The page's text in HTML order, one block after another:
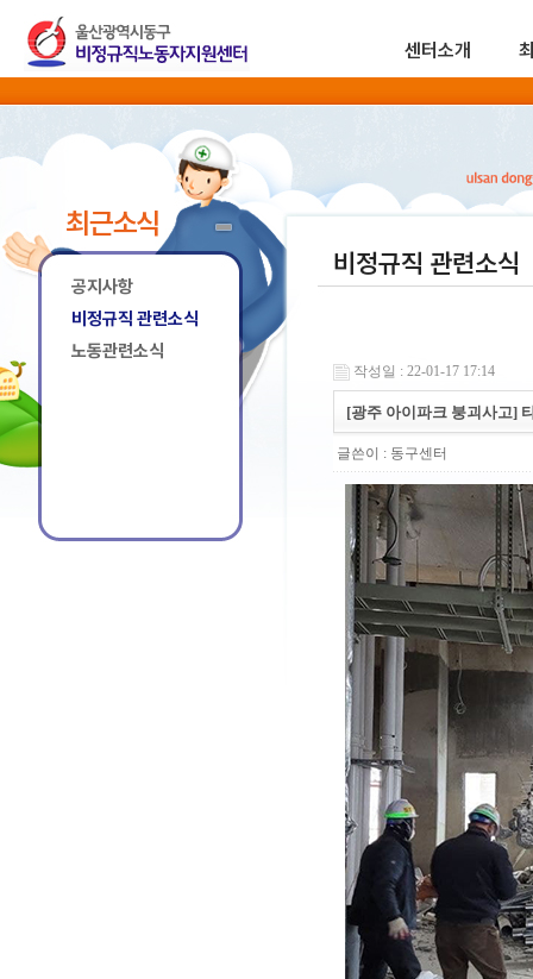
센터소개
최근소식
공지사항
비정규직 관련소식
노동관련소식
비정규직 관련소식
작성일 : 22-01-17 17:14
[광주 아이파크 붕괴사고]
글쓴이 : 동구센터